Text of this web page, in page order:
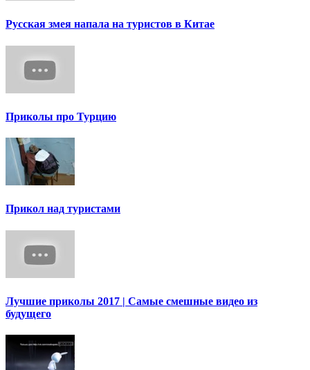
Русская змея напала на туристов в Китае
Приколы про Турцию
Прикол над туристами
Лучшие приколы 2017 | Самые смешные видео из
будущего